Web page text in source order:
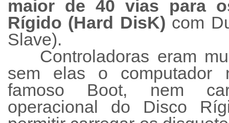
maior de 40 vias para
Rígido (Hard DisK) com
Slave).
Controladoras eram
sem elas o computador
famoso Boot, nem
operacional do Disco